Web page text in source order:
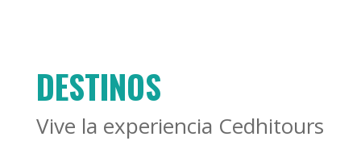
DESTINOS
Vive la experiencia Cedhitours